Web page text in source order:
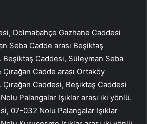
Dolmabahçe Gazhane Caddesi
Seba Cadde arası Beşiktaş
Caddesi, Süleyman Seba
Cadde arası Ortaköy
Caddesi, Beşiktaş Caddesi
Palangalar Işıklar arası iki yönlü.
07-032 Nolu Palangalar Işıklar